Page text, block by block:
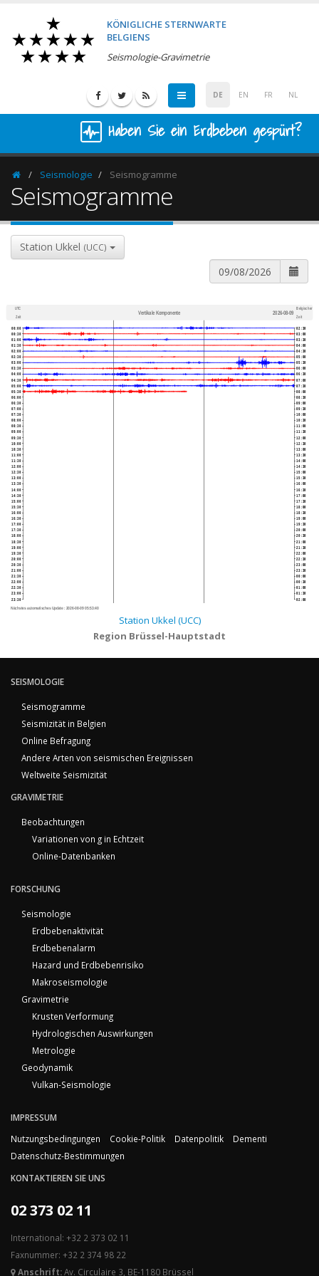
KÖNIGLICHE STERNWARTE
BELGIENS
Seismologie-Gravimetrie
DE EN FR NL
Haben Sie ein Erdbeben gespürt?
HomepageSeismologie Seismogramme
Seismogramme
Station Ukkel (UCC)
UTC
Zeit
Vertikale Komponente 2026-08-09
Belgischer
Zeit
00:00
00:30
01:00
01:30
02:00
02:30
03:00
03:30
04:00
04:30
05:00
05:30
06:00
06:30
07:00
07:30
08:00
08:30
09:00
09:30
10:00
10:30
11:00
11:30
12:00
12:30
13:00
13:30
14:00
14:30
15:00
15:30
16:00
16:30
17:00
17:30
18:00
18:30
19:00
19:30
20:00
20:30
21:00
21:30
22:00
22:30
23:00
23:30
02:30
03:00
03:30
04:00
04:30
05:00
05:30
06:00
06:30
07:00
07:30
08:00
08:30
09:00
09:30
10:00
10:30
11:00
11:30
12:00
12:30
13:00
13:30
14:00
14:30
15:00
15:30
16:00
16:30
17:00
17:30
18:00
18:30
19:00
19:30
20:00
20:30
21:00
21:30
22:00
22:30
23:00
23:30
00:00
00:30
01:00
01:30
02:00
Nächstes automatisches Update : 2026-08-09 05:53:40
Station Ukkel (UCC)
Region Brüssel-Hauptstadt
SEISMOLOGIE
Seismogramme
Seismizität in Belgien
Online Befragung
Andere Arten von seismischen Ereignissen
Weltweite Seismizität
GRAVIMETRIE
Beobachtungen
Variationen von g in Echtzeit
Online-Datenbanken
FORSCHUNG
Seismologie
Erdbebenaktivität
Erdbebenalarm
Hazard und Erdbebenrisiko
Makroseismologie
Gravimetrie
Krusten Verformung
Hydrologischen Auswirkungen
Metrologie
Geodynamik
Vulkan-Seismologie
IMPRESSUM
Nutzungsbedingungen
Cookie-Politik Datenpolitik
Dementi
Datenschutz-Bestimmungen
KONTAKTIEREN SIE UNS
02 373 02 11
International: +32 2 373 02 11
Faxnummer: +32 2 374 98 22
Anschrift:Av. Circulaire 3, BE-1180 Brüssel